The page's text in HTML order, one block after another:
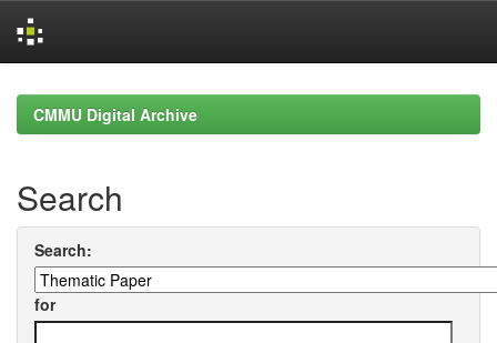
navigationCMMU Digital Archive
Search
Search:
for